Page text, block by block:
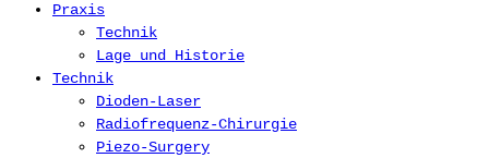
Praxis
Technik
Lage und Historie
Technik
Dioden-Laser
Radiofrequenz-Chirurgie
Piezo-Surgery